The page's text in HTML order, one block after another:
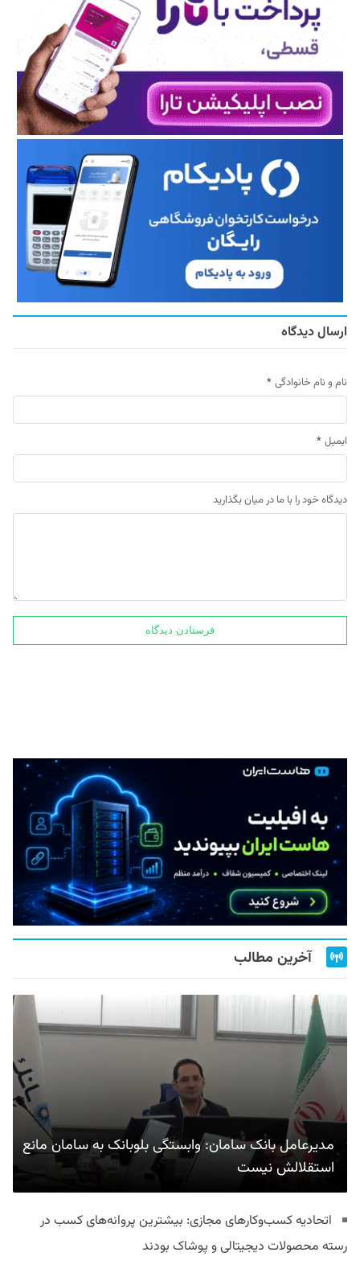
ارسال دیدگاه
نام و نام خانوادگی *
ایمیل *
دیدگاه خود را با ما در میان بگذارید
آخرین مطالب
مدیرعامل بانک سامان: وابستگی بلوبانک به سامان مانع
استقلالش نیست
اتحادیه کسب‌وکارهای مجازی: بیشترین پروانه‌های کسب در
رسته محصولات دیجیتالی و پوشاک بودند